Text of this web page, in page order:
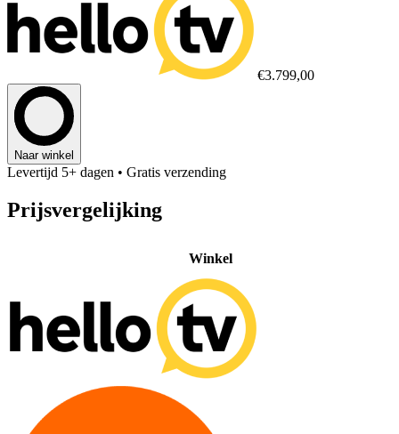
€3.799,00
Naar winkel
Levertijd 5+ dagen • Gratis verzending
Prijsvergelijking
Winkel